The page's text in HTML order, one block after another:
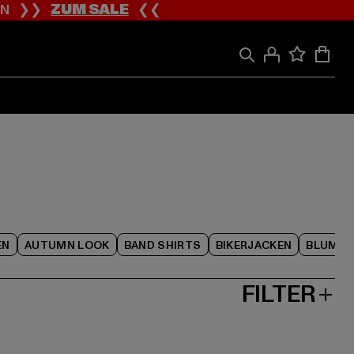
❯❯ZUM SALE❮❮
AUTUMN LOOK BAND SHIRTS BIKERJACKEN
FILTER